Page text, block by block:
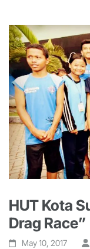
HUT Kota
Drag Race”
May 10, 2017